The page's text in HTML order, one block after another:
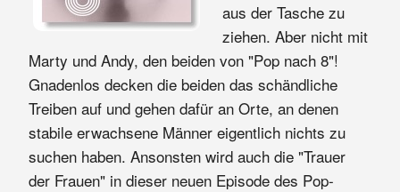
aus der Tasche zu
ziehen. Aber nicht mit
Marty und Andy, den beiden von "Pop nach 8"!
Gnadenlos decken die beiden das schändliche
Treiben auf und gehen dafür an Orte, an denen
stabile erwachsene Männer eigentlich nichts zu
suchen haben. Ansonsten wird auch die "Trauer
der Frauen" in dieser neuen Episode des Pop-